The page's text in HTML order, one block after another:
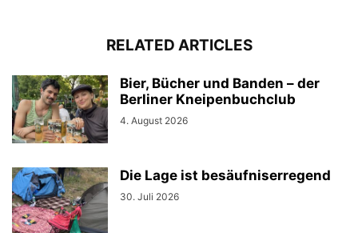
RELATED ARTICLES
Bier, Bücher und Banden – der
Berliner Kneipenbuchclub
4. August 2026
Die Lage ist besäufniserregend
30. Juli 2026